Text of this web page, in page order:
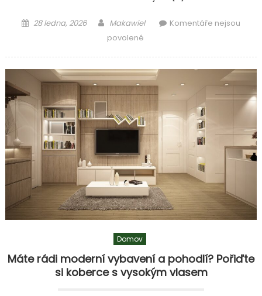
Posted
28 ledna, 2026 Author
Makawiel
Komentáře nejsou
povolenéu
názvem
Proč
je
důležité
mít
doma
své
klidné
místo
a
jak
jednoduše
vytvořit
Domov
Máte rádi moderní vybavení a pohodlí? Pořiďte
si koberce s vysokým vlasem